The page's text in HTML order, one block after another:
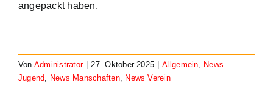
angepackt haben.
Von Administrator 27. Oktober 2025 Allgemein, News
Jugend, News Manschaften, News Verein